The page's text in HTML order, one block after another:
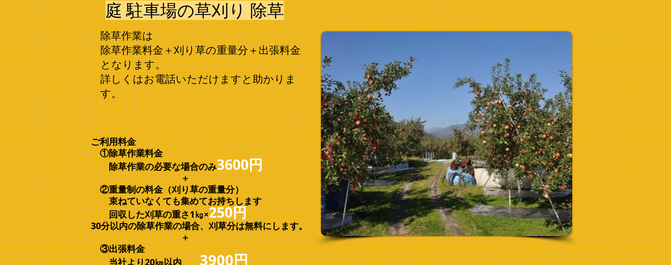
庭 駐車場の草刈り 除草
除草作業は
除草作業料金＋刈り草の重量分＋出張料金
となります。​
​詳しくはお電話いただけますと助かりま
す。
ご利用料金
①除草作業料金
除草作業の必要な場合のみ3600円​
＋​
②重量制の料金（刈り草の重量分）
束ねていなくても集めてお持ちします
回収した刈草の重さ1㎏×250円
30分以内の除草作業の場合、刈草分は無料にします。
＋
③出張料金
当社より20㎞以内3900円